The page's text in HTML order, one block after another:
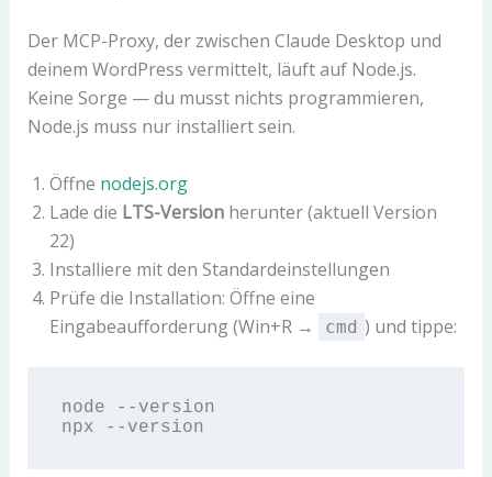
Der MCP-Proxy, der zwischen Claude Desktop und
deinem WordPress vermittelt, läuft auf Node.js.
Keine Sorge — du musst nichts programmieren,
Node.js muss nur installiert sein.
Öffne nodejs.org
Lade die LTS-Versionherunter (aktuell Version
22)
Installiere mit den Standardeinstellungen
Prüfe die Installation: Öffne eine
Eingabeaufforderung (Win+R →
cmd ) und tippe:
node --version